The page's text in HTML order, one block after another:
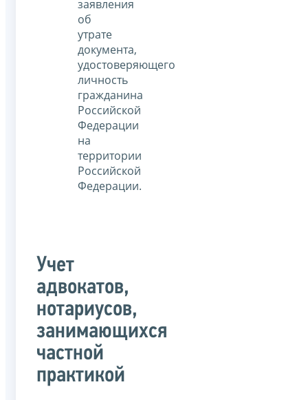
заявления
об
утрате
документа,
удостоверяющего
личность
гражданина
Российской
Федерации
на
территории
Российской
Федерации.
Учет
адвокатов,
нотариусов,
занимающихся
частной
практикой